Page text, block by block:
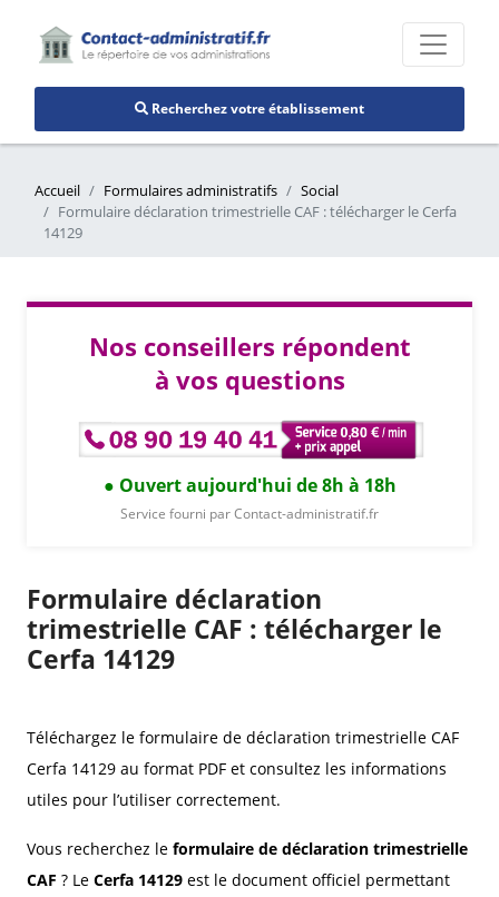
Recherchez votre établissement
Accueil Formulaires administratifs
Social
Formulaire déclaration trimestrielle CAF : télécharger le Cerfa
14129
Nos conseillers répondent
à vos questions
Ouvert aujourd'hui de 8h à 18h
Service fourni par Contact-administratif.fr
Formulaire déclaration
trimestrielle CAF : télécharger le
Cerfa 14129
Téléchargez le formulaire de déclaration trimestrielle CAF
Cerfa 14129 au format PDF et consultez les informations
utiles pour l’utiliser correctement.
Vous recherchez le formulaire de déclaration trimestrielle
CAF ? Le Cerfa 14129 est le document officiel permettant